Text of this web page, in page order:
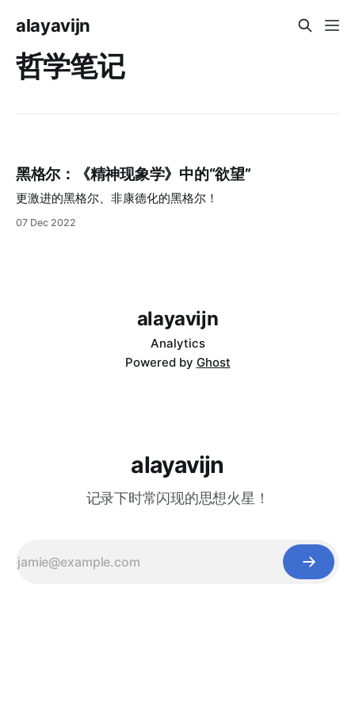
alayavijn
哲学笔记
黑格尔：《精神现象学》中的“欲望”
更激进的黑格尔、非康德化的黑格尔！
07 Dec 2022
alayavijn
Analytics
Powered by Ghost
alayavijn
记录下时常闪现的思想火星！